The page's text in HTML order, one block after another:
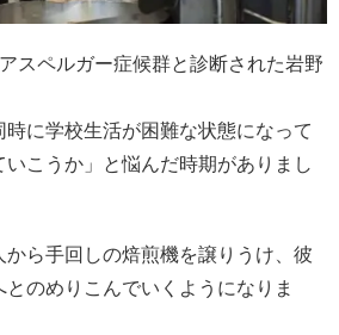
スペルガー症候群と診断された岩野
に学校生活が困難な状態になって
いこうか」と悩んだ時期がありまし
ら手回しの焙煎機を譲りうけ、彼
のめりこんでいくようになりま